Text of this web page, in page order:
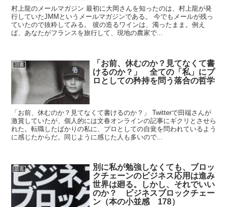
村上龍のメールマガジン 最初に大岡さんを知ったのは、村上龍が発
行していたJMMというメールマガジンである。 今でもメールが残っ
ていたので抜粋してみる。 彼の造るワインは、濁ったまま。例え
ば、あなたがフランスを旅行して、現地の農家で...
読書
「お前、休むのか？見てなくて書
けるのか？」 全ての「私」にプ
ロとしての矜持を問う落合の哲学
「お前、休むのか？見てなくて書けるのか？」 Twitterで田端さんが
激賞していたが、個人的には文春オンラインの記事にギクリとさせら
れた。転職したばかりの私に、プロとしての自覚を問われているよう
に感じたからだ。同じように感じた人も多いので...
読書
別に私が勉強しなくても、ブロッ
クチェーンのビジネス応用は進み
世界は廻る。しかし、それでいい
のか？ ビジネスブロックチェー
ン（本の小並感 178）